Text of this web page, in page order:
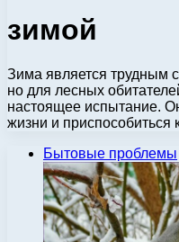
зимой
Зима является трудным
но для лесных
настоящее испытание.
жизни и
Бытовые проблемы